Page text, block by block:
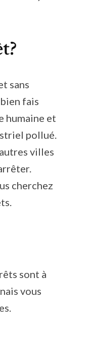
sans
fais
humaine et
pollué.
villes
cherchez
sont à
vous